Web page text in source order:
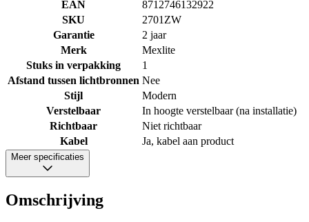
EAN
8712746132922
SKU
2701ZW
Garantie
2 jaar
Merk
Mexlite
Stuks in verpakking
1
Afstand tussen lichtbronnen Nee
Stijl
Modern
Verstelbaar
In hoogte verstelbaar (na installatie)
Richtbaar
Niet richtbaar
Kabel
Ja, kabel aan product
Meer specificaties
Omschrijving